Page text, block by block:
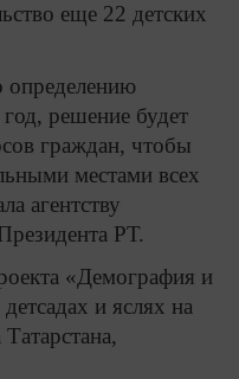
еще 22 детских
определению
решение будет
граждан, чтобы
местами всех
агентству
РТ.
«Демография и
и яслях на